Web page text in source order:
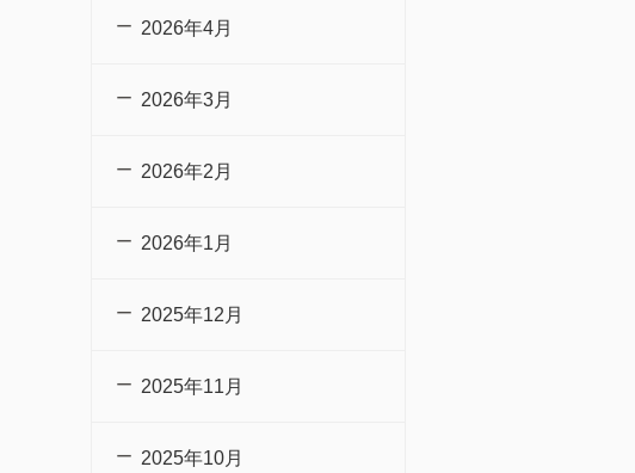
2026年4月
2026年3月
2026年2月
2026年1月
2025年12月
2025年11月
2025年10月